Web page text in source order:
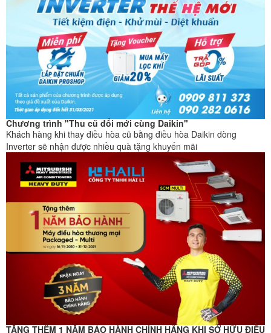
Chương trình "Thu cũ đổi mới cùng Daikin"
Khách hàng khi thay điều hòa cũ bằng điều hòa Daikin dòng
Inverter sẽ nhận được nhiều quà tặng khuyến mãi
TẶNG THÊM 1 NĂM BẢO HÀNH CHÍNH HÃNG KHI SỞ HỮU ĐIỀU